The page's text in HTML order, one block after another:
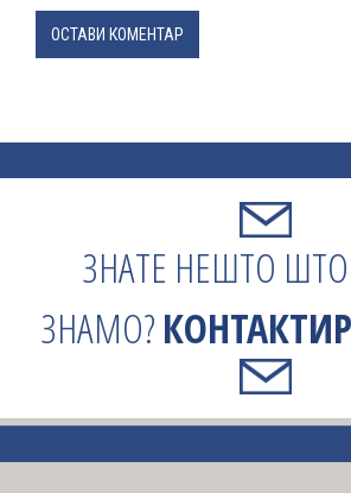
ОСТАВИ КОМЕНТАР
ЗНАТЕ НЕШТО
ЗНАМО?